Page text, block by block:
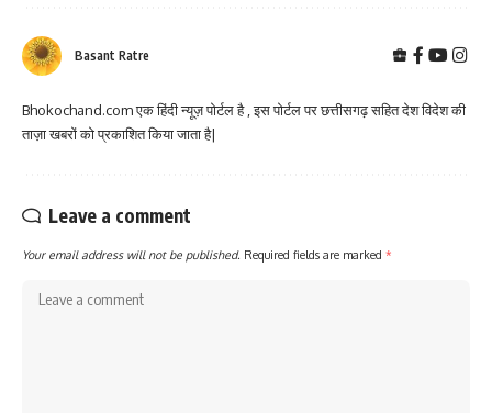
Basant Ratre
Bhokochand.com एक हिंदी न्यूज़ पोर्टल है , इस पोर्टल पर छत्तीसगढ़ सहित देश विदेश की
ताज़ा खबरों को प्रकाशित किया जाता है|
Leave a comment
Your email address will not be published. Required fields are marked *